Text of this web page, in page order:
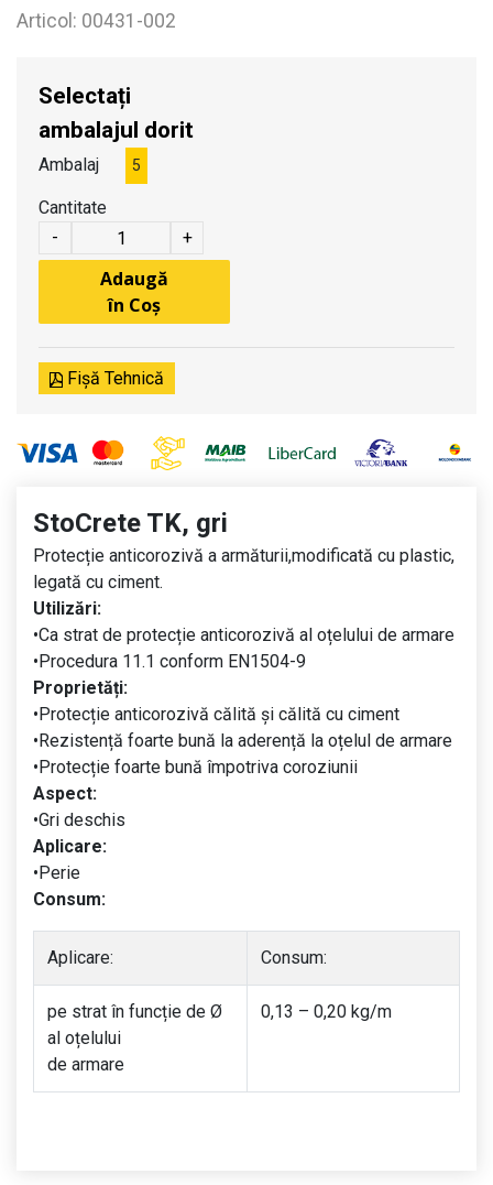
Articol: 00431-002
Selectați
ambalajul dorit
Ambalaj 5
Cantitate
-
+
Adaugă
în Coș
Fișă Tehnică
StoCrete TK, gri
Protecție anticorozivă a armăturii,modificată cu plastic,
legată cu ciment.
Utilizări:
•Ca strat de protecție anticorozivă al oțelului de armare
•Procedura 11.1 conform EN1504-9
Proprietăți:
•Protecție anticorozivă călită și călită cu ciment
•Rezistență foarte bună la aderență la oțelul de armare
•Protecție foarte bună împotriva coroziunii
Aspect:
•Gri deschis
Aplicare:
•Perie
Consum:
Aplicare: Consum:
pe strat în funcție de Ø
al oțelului
de armare
0,13 – 0,20 kg/m